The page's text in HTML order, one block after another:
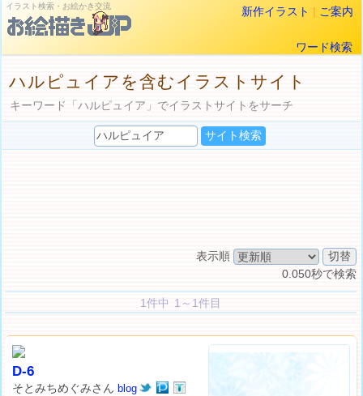
イラスト検索・お絵かき交流 新作イラスト | ご案内
ワード検索
ハルピュイアを含むイラストサイト
キーワード「ハルピュイア」でイラストサイトをサーチ
表示順
0.050秒で検索
1件中 1～1件目
D-6
そとみちめぐみさんblog